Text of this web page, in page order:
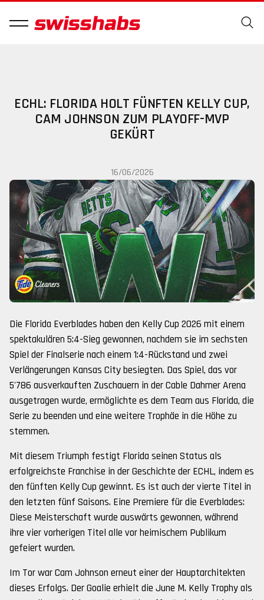
ECHL: FLORIDA HOLT FÜNFTEN KELLY CUP,
CAM JOHNSON ZUM PLAYOFF-MVP
GEKÜRT
16/06/2026
Die Florida Everblades haben den Kelly Cup 2026 mit einem
spektakulären 5:4-Sieg gewonnen, nachdem sie im sechsten
Spiel der Finalserie nach einem 1:4-Rückstand und zwei
Verlängerungen Kansas City besiegten. Das Spiel, das vor
5'786 ausverkauften Zuschauern in der Cable Dahmer Arena
ausgetragen wurde, ermöglichte es dem Team aus Florida, die
Serie zu beenden und eine weitere Trophäe in die Höhe zu
stemmen.
Mit diesem Triumph festigt Florida seinen Status als
erfolgreichste Franchise in der Geschichte der ECHL, indem es
den fünften Kelly Cup gewinnt. Es ist auch der vierte Titel in
den letzten fünf Saisons. Eine Premiere für die Everblades:
Diese Meisterschaft wurde auswärts gewonnen, während
ihre vier vorherigen Titel alle vor heimischem Publikum
gefeiert wurden.
Im Tor war Cam Johnson erneut einer der Hauptarchitekten
dieses Erfolgs. Der Goalie erhielt die June M. Kelly Trophy als